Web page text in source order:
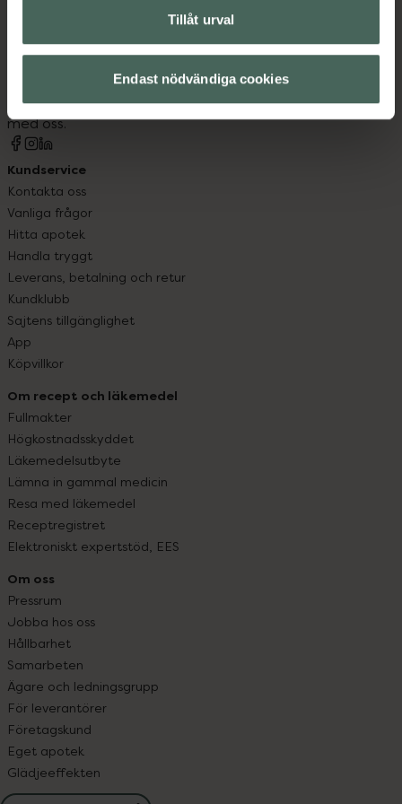
Tillåt urval
Endast nödvändiga cookies
syd till Lappland i norr, och online i mobilen och på
datorn. Oavsett vem du är så är det vårt uppdrag att
hjälpa just dig att må lite bättre. Välkommen att prata
med oss.
Kundservice
Kontakta oss
Vanliga frågor
Hitta apotek
Handla tryggt
Leverans, betalning och retur
Kundklubb
Sajtens tillgänglighet
App
Köpvillkor
Om recept och läkemedel
Fullmakter
Högkostnadsskyddet
Läkemedelsutbyte
Lämna in gammal medicin
Resa med läkemedel
Receptregistret
Elektroniskt expertstöd, EES
Om oss
Pressrum
Jobba hos oss
Hållbarhet
Samarbeten
Ägare och ledningsgrupp
För leverantörer
Företagskund
Eget apotek
Glädjeeffekten